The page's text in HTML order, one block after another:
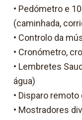
• Pedómetro e
(caminhada,
• Controlo da
• Cronómetro,
• Lembretes
água)
• Disparo
• Mostradores